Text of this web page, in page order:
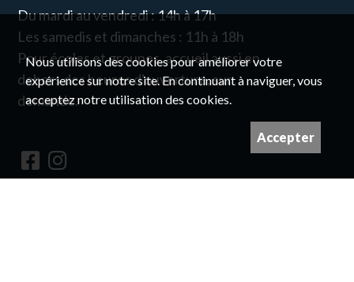
Du mardi au vendredi : 14h à 17h
Les samedis et dimanches : 11h à 18h
Pour écoles et groupes, accueil aussi en
dehors des heures d'ouverture, sur
demande.
Nous utilisons des cookies pour améliorer votre
expérience sur notre site. En continuant à naviguer, vous
acceptez notre utilisation des cookies.
Accepter